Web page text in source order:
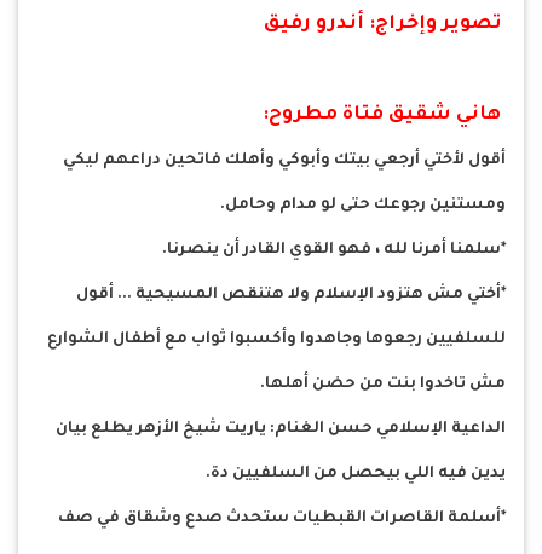
تصوير وإخراج: أندرو رفيق
هاني شقيق فتاة مطروح:
أقول لأختي أرجعي بيتك وأبوكي وأهلك فاتحين دراعهم ليكي
ومستنين رجوعك حتى لو مدام وحامل.
*سلمنا أمرنا لله ، فهو القوي القادر أن ينصرنا.
*أختي مش هتزود الإسلام ولا هتنقص المسيحية ... أقول
للسلفيين رجعوها وجاهدوا وأكسبوا ثواب مع أطفال الشوارع
مش تاخدوا بنت من حضن أهلها.
الداعية الإسلامي حسن الغنام: ياريت شيخ الأزهر يطلع بيان
يدين فيه اللي بيحصل من السلفيين دة.
*أسلمة القاصرات القبطيات ستحدث صدع وشقاق في صف